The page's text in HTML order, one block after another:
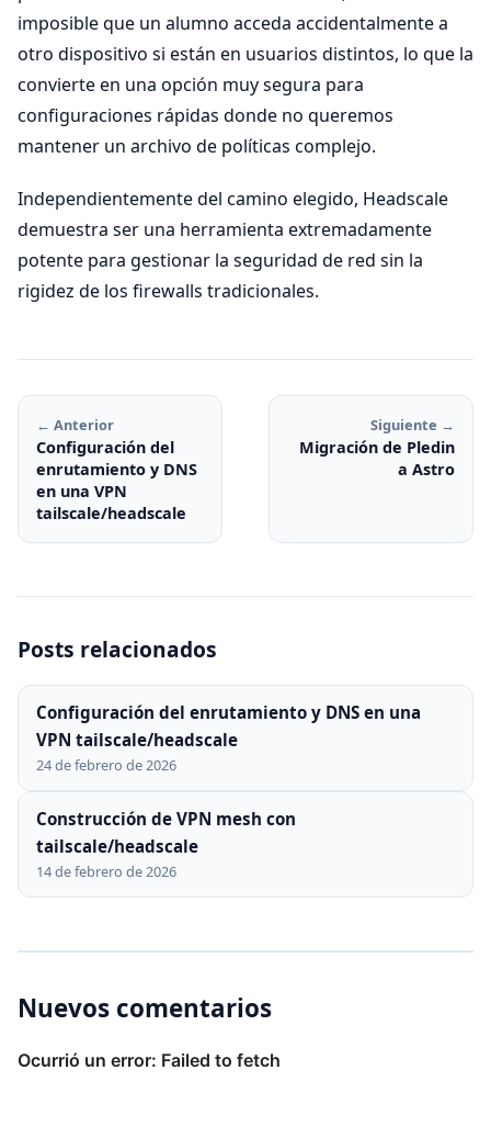
imposible que un alumno acceda accidentalmente a
otro dispositivo si están en usuarios distintos, lo que la
convierte en una opción muy segura para
configuraciones rápidas donde no queremos
mantener un archivo de políticas complejo.
Independientemente del camino elegido, Headscale
demuestra ser una herramienta extremadamente
potente para gestionar la seguridad de red sin la
rigidez de los firewalls tradicionales.
← Anterior
Configuración del
enrutamiento y DNS
en una VPN
tailscale/headscale
Siguiente →
Migración de Pledin
a Astro
Posts relacionados
Configuración del enrutamiento y DNS en una
VPN tailscale/headscale
24 de febrero de 2026
Construcción de VPN mesh con
tailscale/headscale
14 de febrero de 2026
Nuevos comentarios